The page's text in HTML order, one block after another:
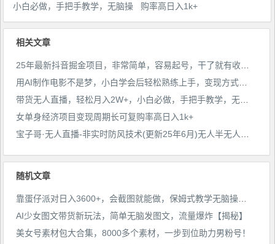
小白必做，手把手教学，无脑操
作(附学习资料)
购率高日入1k+
相关文章
女单身经济项目变现周期长可复购率高日入1k+
随机文章
AI少女图文带货新玩法，简单无脑发图文，流量爆炸【揭秘】
美女号素材包大合集，8000多个素材，一步到位助力男粉号！